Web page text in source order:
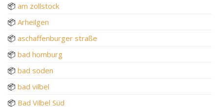
📦 am zollstock
📦 Arheilgen
📦 aschaffenburger straße
📦 bad homburg
📦 bad soden
📦 bad vilbel
📦 Bad Vilbel Süd